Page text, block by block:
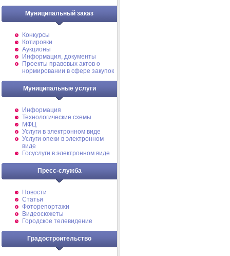
Муниципальный заказ
Конкурсы
Котировки
Аукционы
Информация, документы
Проекты правовых актов о
нормировании в сфере закупок
Муниципальные услуги
Информация
Технологические схемы
МФЦ
Услуги в электронном виде
Услуги опеки в электронном
виде
Госуслуги в электронном виде
Пресс-служба
Новости
Статьи
Фоторепортажи
Видеосюжеты
Городское телевидение
Градостроительство